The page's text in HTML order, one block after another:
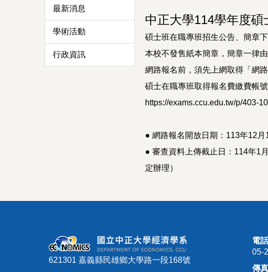
最新消息
學術活動
行政資訊
中正大學114學年度碩
碩士班在職專班招生公告、簡章
本校不發售紙本簡章，簡章一律
網路報名前，須先上網取得「網
碩士在職專班取得報名費繳費帳號
https://exams.ccu.edu.tw/p/403-
● 網路報名開放日期：113年12
● 審查資料上傳截止日：114年1
定辦理）
621301 嘉義縣民雄鄉大學路一段168號
電
05-
傳真